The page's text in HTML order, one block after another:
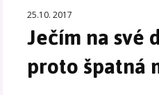
25.10. 2017
Ječím na své
proto špatná